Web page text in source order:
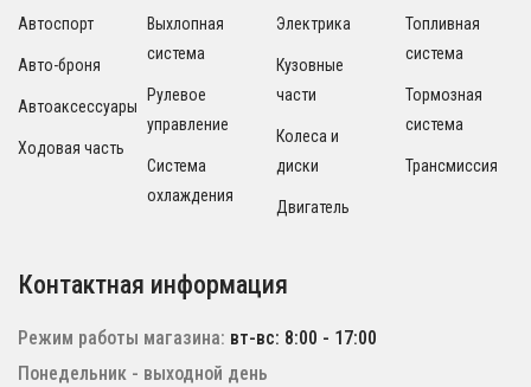
Автоспорт
Авто-броня
Автоаксессуары
Ходовая часть
Выхлопная
система
Рулевое
управление
Система
охлаждения
Электрика
Кузовные
части
Колеса и
диски
Двигатель
Топливная
система
Тормозная
система
Трансмиссия
Контактная информация
Режим работы магазина: вт-вс: 8:00 - 17:00
Понедельник - выходной день